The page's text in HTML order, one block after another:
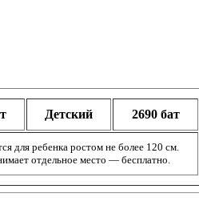
Детский 2690 бат
для ребенка ростом не более 120 см.
отдельное место — бесплатно.